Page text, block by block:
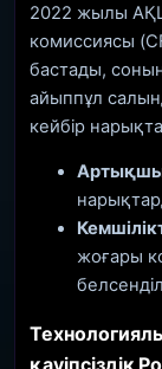
2022 жылы
комиссиясы
бастады,
айыппұл
кейбір
жоғары